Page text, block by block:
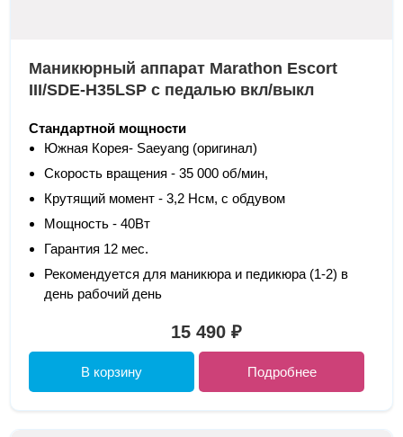
Маникюрный аппарат Marathon Escort
III/SDE-H35LSP с педалью вкл/выкл
Стандартной мощности
Южная Корея- Saeyang (оригинал)
Скорость вращения - 35 000 об/мин,
Крутящий момент - 3,2 Нсм, с обдувом
Мощность - 40Вт
Гарантия 12 мес.
Рекомендуется для маникюра и педикюра (1-2) в
день рабочий день
15 490 ₽
В корзину Подробнее